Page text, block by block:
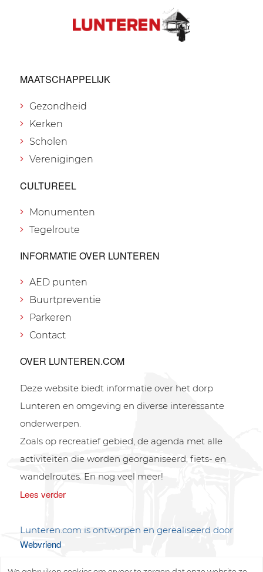
MAATSCHAPPELIJK
Gezondheid
Kerken
Scholen
Verenigingen
CULTUREEL
Monumenten
Tegelroute
INFORMATIE OVER LUNTEREN
AED punten
Buurtpreventie
Parkeren
Contact
OVER LUNTEREN.COM
Deze website biedt informatie over het dorp
Lunteren en omgeving en diverse interessante
onderwerpen.
Zoals op recreatief gebied, de agenda met alle
activiteiten die worden georganiseerd, fiets- en
wandelroutes. En nog veel meer!
Lees verder
Lunteren.com is ontworpen en gerealiseerd door
Webvriend